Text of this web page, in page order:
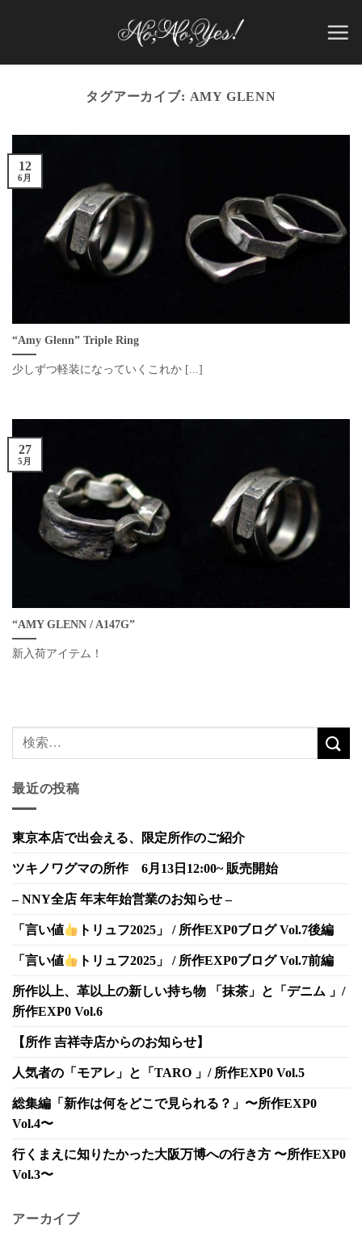
タグアーカイブ: AMY GLENN
“Amy Glenn” Triple Ring
少しずつ軽装になっていくこれか [...]
12
6月
“AMY GLENN / A147G”
新入荷アイテム！
27
5月
最近の投稿
東京本店で出会える、限定所作のご紹介
ツキノワグマの所作 6月13日12:00~ 販売開始
– NNY全店 年末年始営業のお知らせ –
「言い値 トリュフ2025」 / 所作EXP0ブログ Vol.7後編
「言い値 トリュフ2025」 / 所作EXP0ブログ Vol.7前編
所作以上、革以上の新しい持ち物 「抹茶」と「デニム 」/
所作EXP0 Vol.6
【所作 吉祥寺店からのお知らせ】
人気者の「モアレ」と「TARO 」/ 所作EXP0 Vol.5
総集編「新作は何をどこで見られる？」〜所作EXP0
Vol.4〜
行くまえに知りたかった大阪万博への行き方 〜所作EXP0
Vol.3〜
アーカイブ